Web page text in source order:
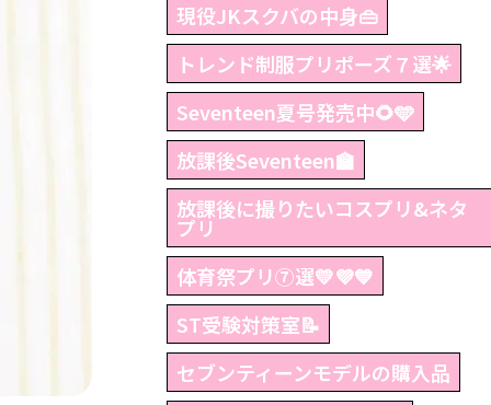
現役JKスクバの中身👜
トレンド制服プリポーズ７選🌟
Seventeen夏号発売中🌻🩵
放課後Seventeen🏫
放課後に撮りたいコスプリ&ネタ
プリ
体育祭プリ⑦選💛💜💙
ST受験対策室📝
セブンティーンモデルの購入品